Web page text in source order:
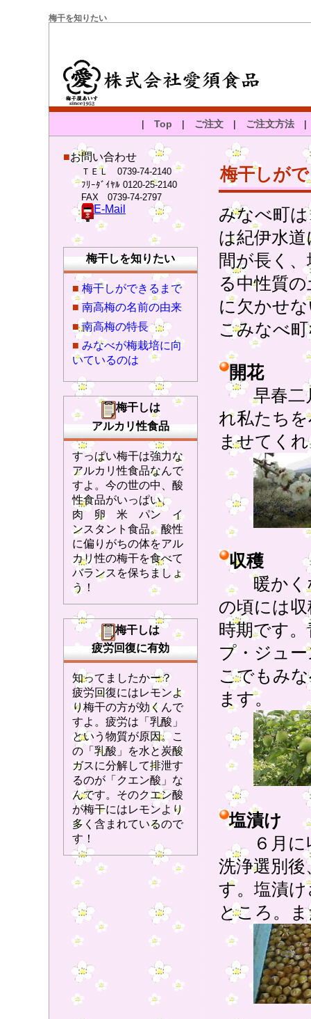
梅干を知りたい
| Top | ご注文 | ご注文方法
■お問い合わせ
ＴＥＬ 0739-74-2140
ﾌﾘｰﾀﾞｲﾔﾙ 0120-25-2140
FAX 0739-74-2797
E-Mail
梅干しを知りたい
■ 梅干しができるまで
■ 南高梅の名前の由来
■ 南高梅の特長
■ みなべが梅栽培に向
いているのは
梅干しは
アルカリ性食品
すっぱい梅干は強力な
アルカリ性食品なんで
すよ。今の世の中、酸
性食品がいっぱい、
肉 卵 米 パン イ
ンスタント食品。酸性
に偏りがちの体をアル
カリ性の梅干を食べて
バランスを保ちましょ
う！
梅干しは
疲労回復に有効
知ってましたかー？
疲労回復にはレモンよ
り梅干の方が効くんで
すよ。疲労は「乳酸」
という物質が原因。こ
の「乳酸」を水と炭酸
ガスに分解して排泄す
るのが「クエン酸」な
んです。そのクエン酸
が梅干にはレモンより
多く含まれているので
す！
梅干しが
みなべ町
は紀伊水
間が長く
る中性質
に欠かせ
こみなべ
開花
早春二月
れ私たち
ませてく
収穫
暖かくな
の頃には
時期です
プ・ジュ
こでもみ
ます。
塩漬け
６月に収
洗浄選別
す。塩漬
ところ。